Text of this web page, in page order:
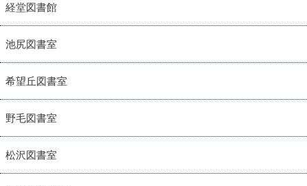
経堂図書館
池尻図書室
希望丘図書室
野毛図書室
松沢図書室